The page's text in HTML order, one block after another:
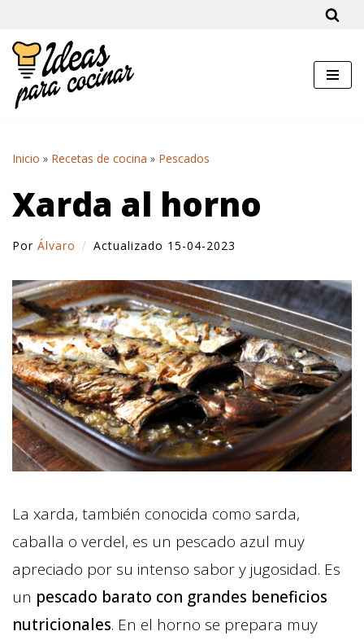
Saltar
al
contenido
Inicio » Recetas de cocina » Pescados
Xarda al horno
Por Álvaro Actualizado 15-04-2023
La xarda, también conocida como sarda,
caballa o verdel, es un pescado azul muy
apreciado por su intenso sabor y jugosidad. Es
un pescado barato con grandes beneficios
nutricionales. En el horno se prepara muy